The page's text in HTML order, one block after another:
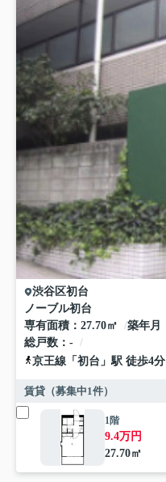
渋谷区初台
ノーブル初台
専有面積
27.70㎡ 築年月
総戸数
-
京王線 「 初台 」駅 徒歩4分
賃貸（募集中1件）
1階
9.4万円
27.70㎡